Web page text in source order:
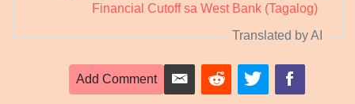
Financial Cutoff sa West Bank (Tagalog)
Translated by AI
Add Comment